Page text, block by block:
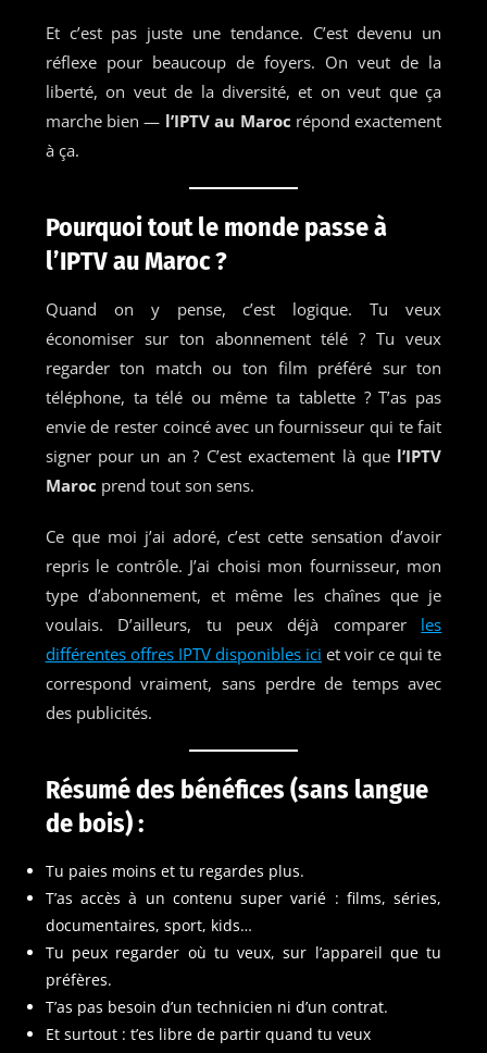
Et c’est pas juste une tendance. C’est devenu un
réflexe pour beaucoup de foyers. On veut de la
liberté, on veut de la diversité, et on veut que ça
marche bien — l’IPTV au Maroc répond exactement
à ça.
Pourquoi tout le monde passe à
l’IPTV au Maroc ?
Quand on y pense, c’est logique. Tu veux
économiser sur ton abonnement télé ? Tu veux
regarder ton match ou ton film préféré sur ton
téléphone, ta télé ou même ta tablette ? T’as pas
envie de rester coincé avec un fournisseur qui te fait
signer pour un an ? C’est exactement là que l’IPTV
Maroc prend tout son sens.
Ce que moi j’ai adoré, c’est cette sensation d’avoir
repris le contrôle. J’ai choisi mon fournisseur, mon
type d’abonnement, et même les chaînes que je
voulais. D’ailleurs, tu peux déjà comparer les
différentes offres IPTV disponibles ici et voir ce qui te
correspond vraiment, sans perdre de temps avec
des publicités.
Résumé des bénéfices (sans langue
de bois) :
Tu paies moins et tu regardes plus.
T’as accès à un contenu super varié : films, séries,
documentaires, sport, kids…
Tu peux regarder où tu veux, sur l’appareil que tu
préfères.
T’as pas besoin d’un technicien ni d’un contrat.
Et surtout : t’es libre de partir quand tu veux